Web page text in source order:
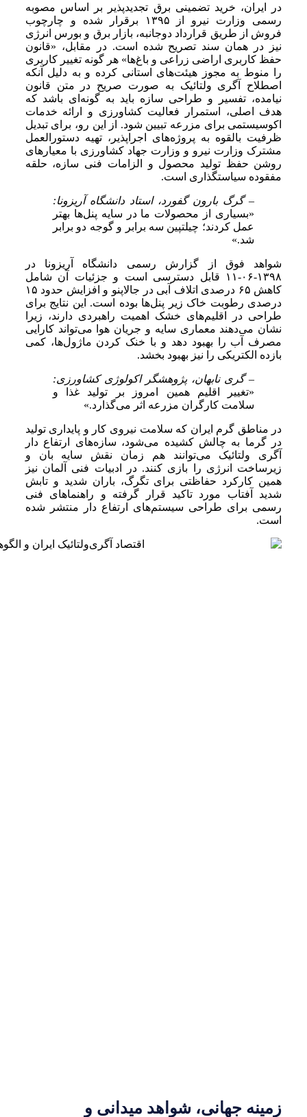
در ایران، خرید تضمینی برق تجدیدپذیر بر اساس مصوبه
رسمی وزارت نیرو از ۱۳۹۵ برقرار شده و چارچوب
فروش از طریق قرارداد دوجانبه، بازار برق و بورس انرژی
نیز در همان سند تصریح شده است. در مقابل، «قانون
حفظ کاربری اراضی زراعی و باغ‌ها» هر گونه تغییر کاربری
را منوط به مجوز هیئت‌های استانی کرده و به دلیل آنکه
اصطلاح آگری ولتائیک به صورت صریح در متن قانون
نیامده، تفسیر و طراحی سازه باید به گونه‌ای باشد که
هدف اصلی، استمرار فعالیت کشاورزی و ارائه خدمات
اکوسیستمی برای مزرعه تبیین شود. از این رو، برای تبدیل
ظرفیت بالقوه به پروژه‌های اجراپذیر، تهیه دستورالعمل
مشترک وزارت نیرو و وزارت جهاد کشاورزی با معیارهای
روشن حفظ تولید محصول و الزامات فنی سازه، حلقه
مفقوده سیاستگذاری است.
– گرگ بارون گفورد، استاد دانشگاه آریزونا:
«بسیاری از محصولات ما در سایه پنل‌ها بهتر
عمل کردند؛ چیلتپین سه برابر و گوجه دو برابر
شد.»
شواهد فوق از گزارش رسمی دانشگاه آریزونا در
۱۳۹۸-۰۶-۱۱ قابل دسترسی است و جزئیات آن شامل
کاهش ۶۵ درصدی اتلاف آبی در جالاپنو و افزایش حدود ۱۵
درصدی رطوبت خاک زیر پنل‌ها بوده است. این نتایج برای
طراحی در اقلیم‌های خشک اهمیت راهبردی دارند، زیرا
نشان می‌دهند معماری سایه و جریان هوا می‌تواند کارایی
مصرف آب را بهبود دهد و با خنک کردن ماژول‌ها، کمی
بازده الکتریکی را نیز بهبود بخشد.
– گری نابهان، پژوهشگر اکولوژی کشاورزی:
«تغییر اقلیم همین امروز بر تولید غذا و
سلامت کارگران مزرعه اثر می‌گذارد.»
در مناطق گرم ایران که سلامت نیروی کار و پایداری تولید
در گرما به چالش کشیده می‌شود، سازه‌های ارتفاع دار
آگری ولتائیک می‌توانند هم زمان نقش سایه بان و
زیرساخت انرژی را بازی کنند. در ادبیات فنی آلمان نیز
همین کارکرد حفاظتی برای تگرگ، باران شدید و تابش
شدید آفتاب مورد تاکید قرار گرفته و راهنماهای فنی
رسمی برای طراحی سیستم‌های ارتفاع دار منتشر شده
است.
زمینه جهانی، شواهد میدانی و